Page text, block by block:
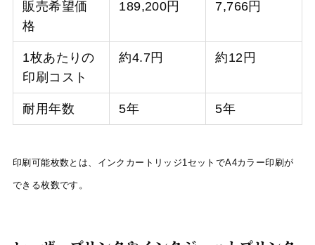
販売希望価
格
189,200円 7,766円
1枚あたりの
印刷コスト
約4.7円 約12円
耐用年数 5年 5年
印刷可能枚数とは、インクカートリッジ1セットでA4カラー印刷が
できる枚数です。